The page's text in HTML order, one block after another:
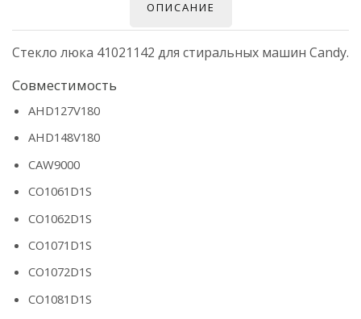
ОПИСАНИЕ
Стекло люка 41021142 для стиральных машин Candy.
Совместимость
AHD127V180
AHD148V180
CAW9000
CO1061D1S
CO1062D1S
CO1071D1S
CO1072D1S
CO1081D1S